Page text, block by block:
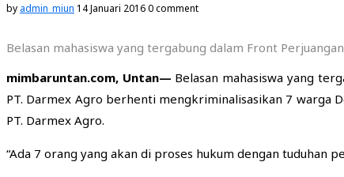
by admin_miun 14 Januari 20160 comment
Belasan mahasiswa yang tergabung dalam Front
mimbaruntan.com, Untan— Belasan mahasiswa yang
PT. Darmex Agro berhenti mengkriminalisasikan 7 warga
PT. Darmex Agro.
“Ada 7 orang yang akan di proses hukum dengan tuduhan